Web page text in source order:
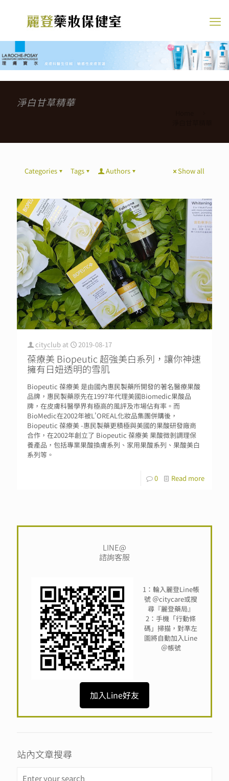
淨白甘草精華
Categories Tags Authors Show all
cityclub at 2019-08-17
葆療美 Biopeutic 超強美白系列，讓你神速
擁有日妞透明的雪肌
Biopeutic 葆療美 是由國內惠民製藥所開發的著名醫療果酸
品牌，惠民製藥原先在1997年代理美國Biomedic果酸品
牌，在皮膚科醫學界有極高的風評及市場佔有率。而
BioMedic在2002年被L'OREAL化妝品集團併購後，
Biopeutic 葆療美 -惠民製藥更積極與美國的果酸研發廠商
合作，在2002年創立了 Biopeutic 葆療美 果酸微剝調理保
養產品，包括專業果酸換膚系列、家用果酸系列、果酸美白
系列等。
0 Read more
LINE@
諮詢客服
1：輪入麗登Line帳
號 ＠citycare或搜
尋『麗登藥局』
2：手機「行動條
碼」掃描，對準左
圖將自動加入Line
＠帳號
加入Line好友
站內文章搜尋